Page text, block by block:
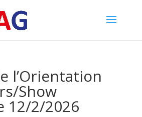
l’Orientation
Show
12/2/2026